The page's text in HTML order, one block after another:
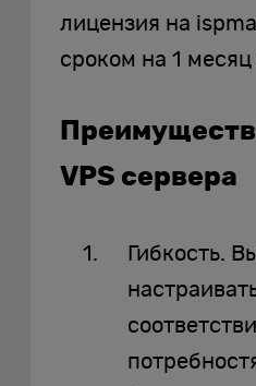
лицензия на
сроком на 1
VPS сервера
Гибкость.